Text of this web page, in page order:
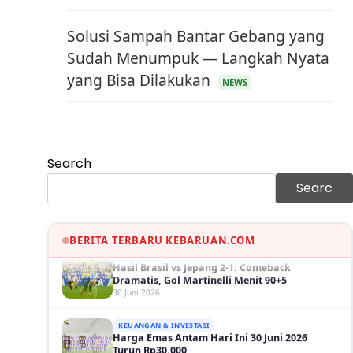
Solusi Sampah Bantar Gebang yang
Sudah Menumpuk — Langkah Nyata
yang Bisa Dilakukan
NEWS
Search
Searc
BERITA TERBARU KEBARUAN.COM
GAYA HIDUP
Perampokan Bank dengan Konspirasi
OLAH RAGA
Hasil Brasil vs Jepang 2-1: Comeback
Dramatis, Gol Martinelli Menit 90+5
30 Juni 2026
Harga Emas Antam Hari Ini 30 Juni 2026
Turun Rp30.000
30 Juni 2026